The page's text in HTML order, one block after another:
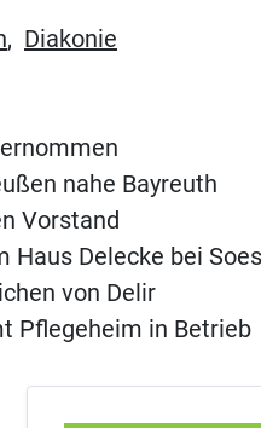
, Diakonie
nahe Bayreuth
Vorstand
Haus Delecke bei
von Delir
Pflegeheim in Betrieb